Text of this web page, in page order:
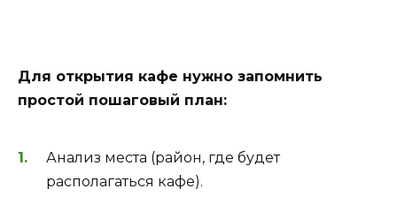
Для открытия кафе нужно запомнить
простой пошаговый план:
Анализ места (район, где будет
располагаться кафе).